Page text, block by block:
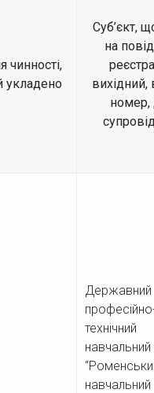
чинності,
укладено
Суб’єкт,
на
вихідний,
номер,
Державний
технічний
навчальний
навчальний